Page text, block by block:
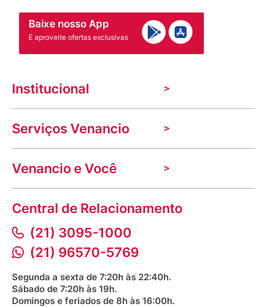
Baixe nosso App
E aproveite ofertas exclusivas
Institucional
A Venancio
Trabalhe Conosco
Nossas lojas
Indique seu imóvel
Aniversário Venancio 2025
Serviços Venancio
Troca e devolução
Mecânica de promoções
Dúvidas frequentes
Prazos e entregas
Bioimpedância Gratuita
Venancio e Você
VClube - Programa de fidelidade
Fale com o farmacêutico
Fale conosco
Procon RJ
Saúde na praça
Central de Relacionamento
(21) 3095-1000
(21) 96570-5769
Segunda a sexta de 7:20h às 22:40h.
Sábado de 7:20h às 19h.
Domingos e feriados de 8h às 16:00h.